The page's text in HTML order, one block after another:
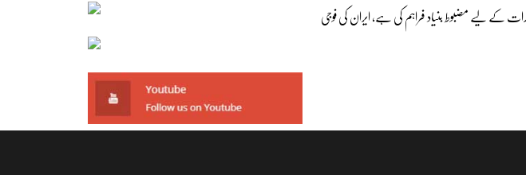
کے لیے مضبوط بنیاد فراہم کی ہے، ایران کی فوجی